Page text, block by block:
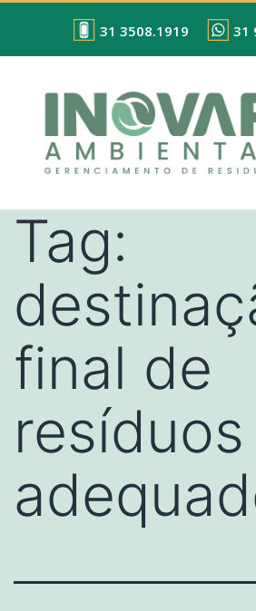
31 3508.1919 31
Tag:
final de
resíduos